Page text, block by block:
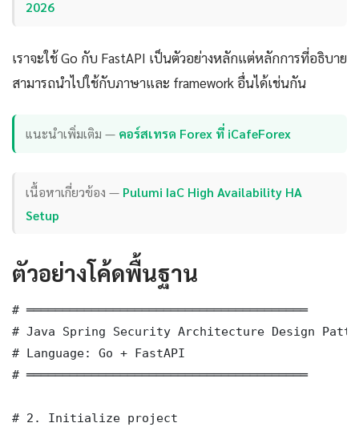
2026
เราจะใช้ Go กับ FastAPI เป็นตัวอย่างหลักแต่หลักการที่อธิบาย
สามารถนำไปใช้กับภาษาและ framework อื่นได้เช่นกัน
แนะนำเพิ่มเติม — คอร์สเทรด Forex ที่ iCafeForex
เนื้อหาเกี่ยวข้อง — Pulumi IaC High Availability HA
Setup
ตัวอย่างโค้ดพื้นฐาน
# ═══════════════════════════════════════
# Java Spring Security Architecture Design
# Language: Go + FastAPI
# ═══════════════════════════════════════
# 2. Initialize project